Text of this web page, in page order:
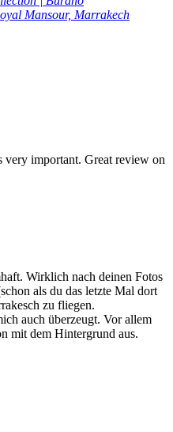
Mansour, Marrakech
very important. Great review on
Wirklich nach deinen Fotos
als du das letzte Mal dort
zu fliegen.
auch überzeugt. Vor allem
mit dem Hintergrund aus.